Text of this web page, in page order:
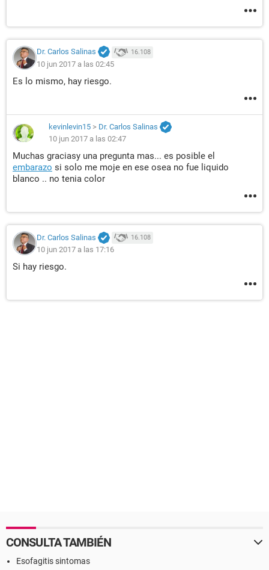
Dr. Carlos Salinas 16.108
10 jun 2017 a las 02:45
Es lo mismo, hay riesgo.
kevinlevin15 > Dr. Carlos Salinas
10 jun 2017 a las 02:47
Muchas graciasy una pregunta mas... es posible el
embarazo si solo me moje en ese osea no fue liquido
blanco .. no tenia color
Dr. Carlos Salinas 16.108
10 jun 2017 a las 17:16
Si hay riesgo.
CONSULTA TAMBIÉN
Esofagitis sintomas